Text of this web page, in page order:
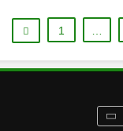
1 …
dan Pesantren